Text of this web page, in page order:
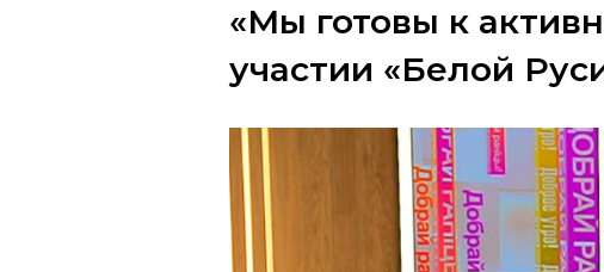
«Мы готовы к
участии «Белой